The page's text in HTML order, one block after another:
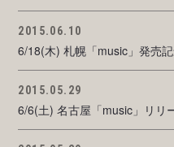
2015.06.10
6/18(木) 札幌「music」発売
2015.05.29
6/6(土) 名古屋「music」リリ